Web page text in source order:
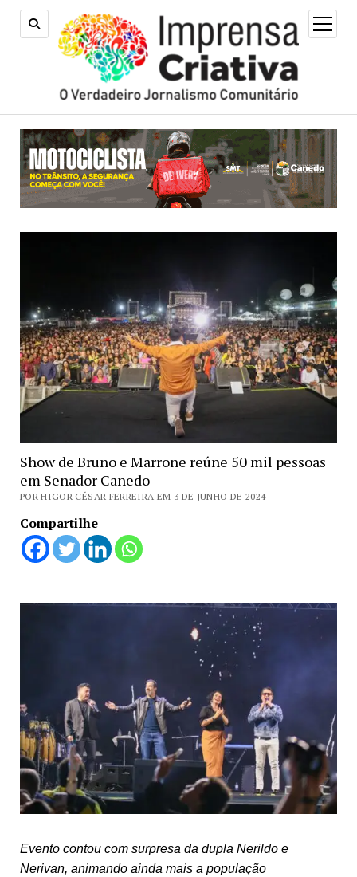
open
menu
Show de Bruno e Marrone reúne 50 mil pessoas
em Senador Canedo
POR HIGOR CÉSAR FERREIRA EM 3 DE JUNHO DE 2024
Compartilhe
Evento contou com surpresa da dupla Nerildo e
Nerivan, animando ainda mais a população